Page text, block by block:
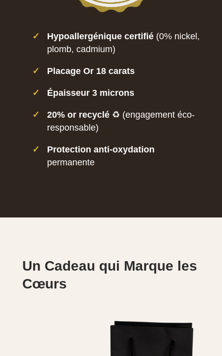
✓ Hypoallergénique certifié(0% nickel,
plomb, cadmium)
✓ Placage Or 18 carats
✓ Épaisseur 3 microns
✓ 20% or recyclé♻️ (engagement éco-
responsable)
✓
Protection anti-oxydation
permanente
Un Cadeau qui Marque les
Cœurs